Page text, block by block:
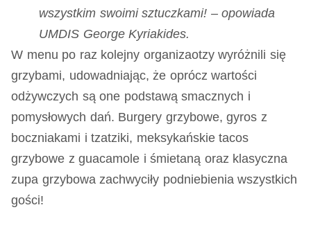
wszystkim swoimi sztuczkami! – opowiada
UMDIS George Kyriakides.
W menu po raz kolejny organizaotzy wyróżnili się
grzybami, udowadniając, że oprócz wartości
odżywczych są one podstawą smacznych i
pomysłowych dań. Burgery grzybowe, gyros z
boczniakami i tzatziki, meksykańskie tacos
grzybowe z guacamole i śmietaną oraz klasyczna
zupa grzybowa zachwyciły podniebienia wszystkich
gości!